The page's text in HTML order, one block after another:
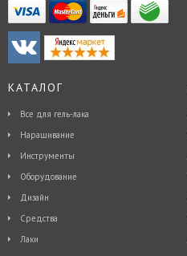
КАТАЛОГ
Все для гель-лака
Наращивание
Инструменты
Оборудование
Дизайн
Средства
Лаки